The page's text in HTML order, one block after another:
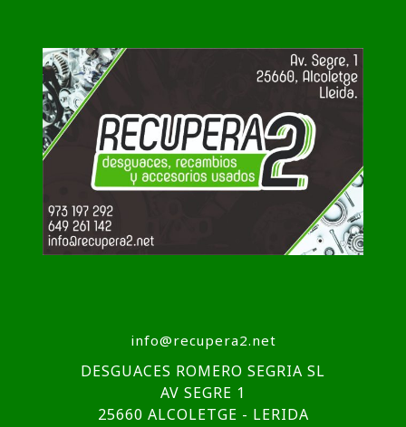
info@recupera2.net
DESGUACES ROMERO SEGRIA SL
AV SEGRE 1
25660 ALCOLETGE - LERIDA